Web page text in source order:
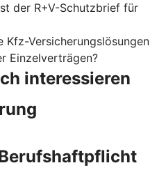
der R+V-Schutzbrief für
Kfz-Versicherungslösungen
Einzelverträgen?
interessieren